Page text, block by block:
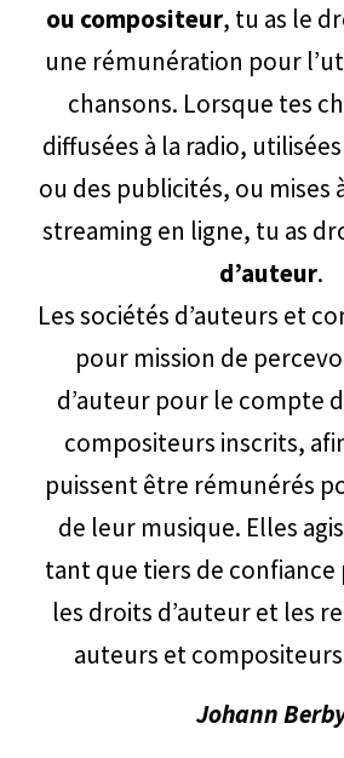
ou compositeur, tu as le
une rémunération pour
chansons. Lorsque tes
diffusées à la radio,
ou des publicités, ou mises
streaming en ligne, tu as
d’auteur.
Les sociétés d’auteurs et
pour mission de
d’auteur pour le compte
compositeurs inscrits,
puissent être rémunérés
de leur musique. Elles
tant que tiers de
les droits d’auteur et les
auteurs et
Johann